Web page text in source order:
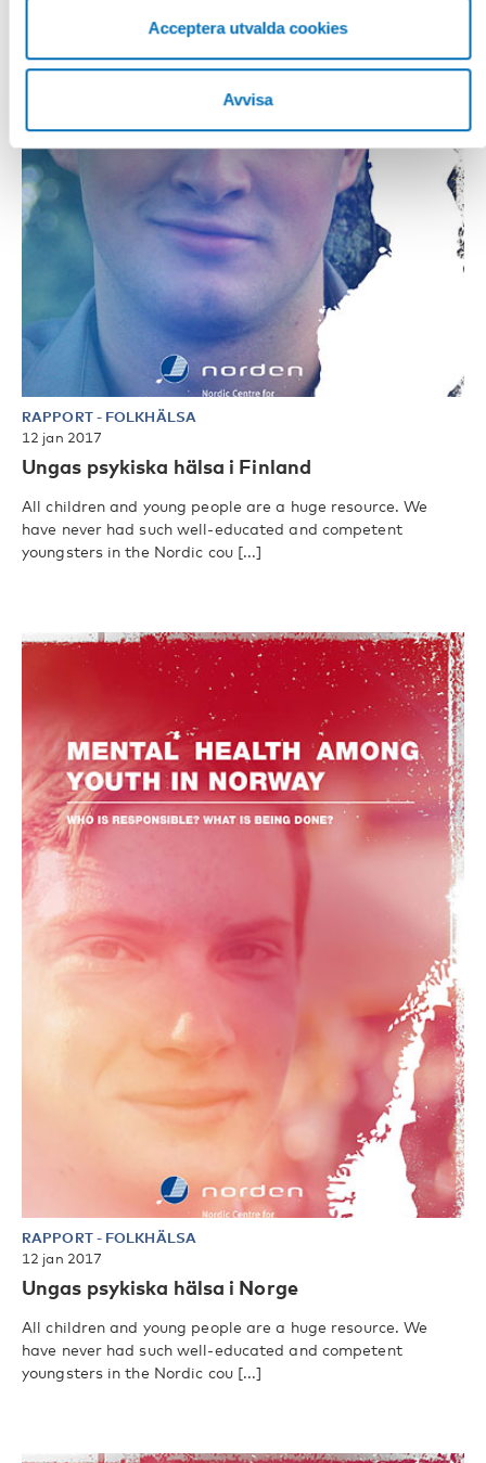
Acceptera utvalda cookies
Avvisa
RAPPORT- FOLKHÄLSA
12 jan 2017
Ungas psykiska hälsa i Finland
All children and young people are a huge resource. We
have never had such well-educated and competent
youngsters in the Nordic cou [...]
RAPPORT- FOLKHÄLSA
12 jan 2017
Ungas psykiska hälsa i Norge
All children and young people are a huge resource. We
have never had such well-educated and competent
youngsters in the Nordic cou [...]